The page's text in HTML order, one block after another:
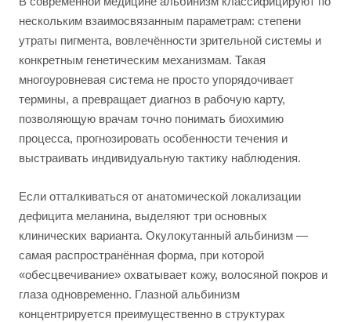
нескольким взаимосвязанным параметрам: степени
утраты пигмента, вовлечённости зрительной системы и
конкретным генетическим механизмам. Такая
многоуровневая система не просто упорядочивает
термины, а превращает диагноз в рабочую карту,
позволяющую врачам точно понимать биохимию
процесса, прогнозировать особенности течения и
выстраивать индивидуальную тактику наблюдения.
Если отталкиваться от анатомической локализации
дефицита меланина, выделяют три основных
клинических варианта. Окулокутанный альбинизм —
самая распространённая форма, при которой
«обесцвечивание» охватывает кожу, волосяной покров и
глаза одновременно. Глазной альбинизм
концентрируется преимущественно в структурах